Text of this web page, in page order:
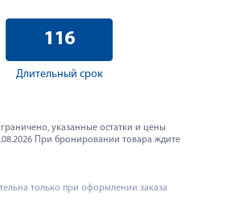
116
Длительный срок
указанные остатки и цены
При бронировании товара ждите
только при оформлении заказа